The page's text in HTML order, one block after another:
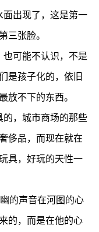
出现了，这是第一
三张脸。
可能不认识，不是
是孩子化的，依旧
放不下的东西。
，城市商场的那些
侈品，而现在就在
具，好玩的天性一
的声音在河图的心
的，而是在他的心